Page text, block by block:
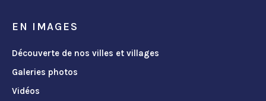
EN IMAGES
Découverte de nos villes et villages
Galeries photos
Vidéos